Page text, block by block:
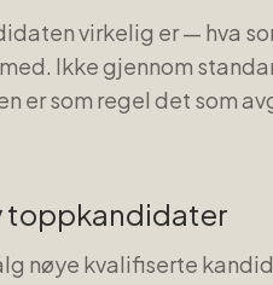
virkelig er — hva
Ikke gjennom
er som regel det som
toppkandidater
nøye kvalifiserte